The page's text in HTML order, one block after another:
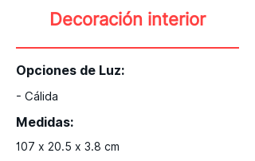
Decoración interior
Opciones de Luz:
- Cálida
Medidas:
107 x 20.5 x 3.8 cm